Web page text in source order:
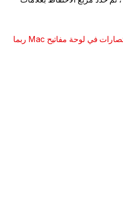
6 اختصارات في لوحة مفاتيح Mac ربما